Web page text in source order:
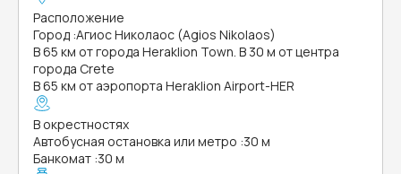
Расположение
Город :Агиос Николаос (Agios Nikolaos)
В 65 км от города Heraklion Town. В 30 м от центра
города Crete
В 65 км от аэропорта Heraklion Airport-HER
В окрестностях
Автобусная остановка или метро :30 м
Банкомат :30 м